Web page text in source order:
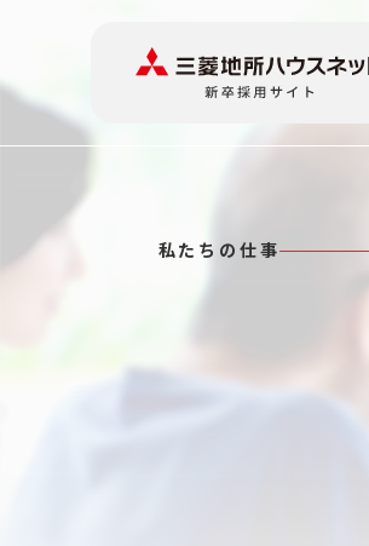
私たちの仕事